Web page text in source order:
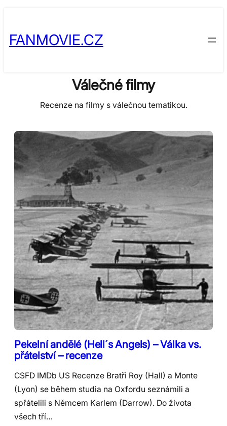
content
FANMOVIE.CZ
Válečné filmy
Recenze na filmy s válečnou tematikou.
Pekelní andělé (Hell´s Angels) – Válka vs.
přátelství – recenze
CSFD IMDb US Recenze Bratři Roy (Hall) a Monte
(Lyon) se během studia na Oxfordu seznámili a
spřátelili s Němcem Karlem (Darrow). Do života
všech tří…